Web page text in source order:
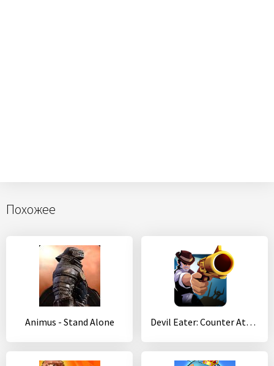
Похожее
Animus - Stand Alone Devil Eater: Counter Attack to guard your soul